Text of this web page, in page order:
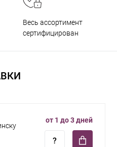
Весь ассортимент
сертифицирован
от 1 до 3 дней